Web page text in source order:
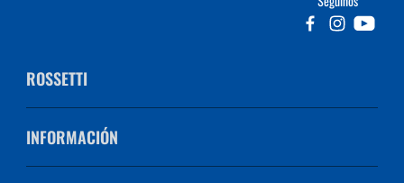
ROSSETTI
INFORMACIÓN